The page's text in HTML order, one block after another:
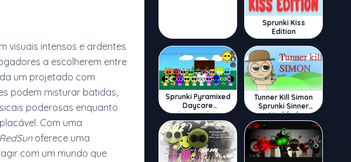
visuais intensos e ardentes
a escolherem entre
um projetado com
podem misturar batidas,
poderosas enquanto
Com uma
oferece uma
com um mundo que
Sprunki Kiss
Edition
Sprunki Pyramixed
Daycare
Interactive
Tunner Kill Simon
Sprunki Sinner
Modded